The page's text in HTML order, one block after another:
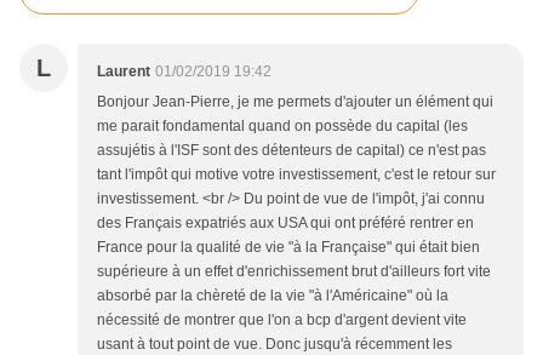
L Laurent 01/02/2019 19:42
Bonjour Jean-Pierre, je me permets d'ajouter un élément qui
me parait fondamental quand on possède du capital (les
assujétis à l'ISF sont des détenteurs de capital) ce n'est pas
tant l'impôt qui motive votre investissement, c'est le retour sur
investissement. <br /> Du point de vue de l'impôt, j'ai connu
des Français expatriés aux USA qui ont préféré rentrer en
France pour la qualité de vie "à la Française" qui était bien
supérieure à un effet d'enrichissement brut d'ailleurs fort vite
absorbé par la chèreté de la vie "à l'Américaine" où la
nécessité de montrer que l'on a bcp d'argent devient vite
usant à tout point de vue. Donc jusqu'à récemment les